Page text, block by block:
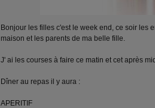
Bonjour les filles c'est le week end, ce soir les
maison et les parents de ma belle fille.
J' ai les courses à faire ce matin et cet après
Dîner au repas il y aura :
APERITIF